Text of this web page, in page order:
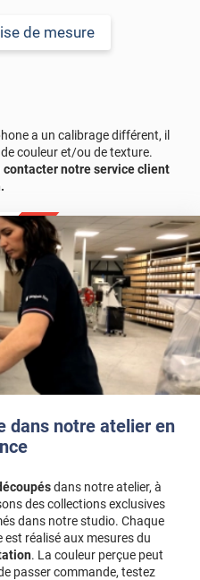
dans notre atelier en
dans notre atelier, à
des collections exclusives
dans notre studio. Chaque
réalisé aux mesures du
. La couleur perçue peut
passer commande, testez
lumineuse et aucune
de chaque côté de ma
RAS RAS
A voir sur la durée.
vous voulez préserver
super très bon résultat
de mesure
a un calibrage différent, il
couleur et/ou de texture.
contacter notre service client